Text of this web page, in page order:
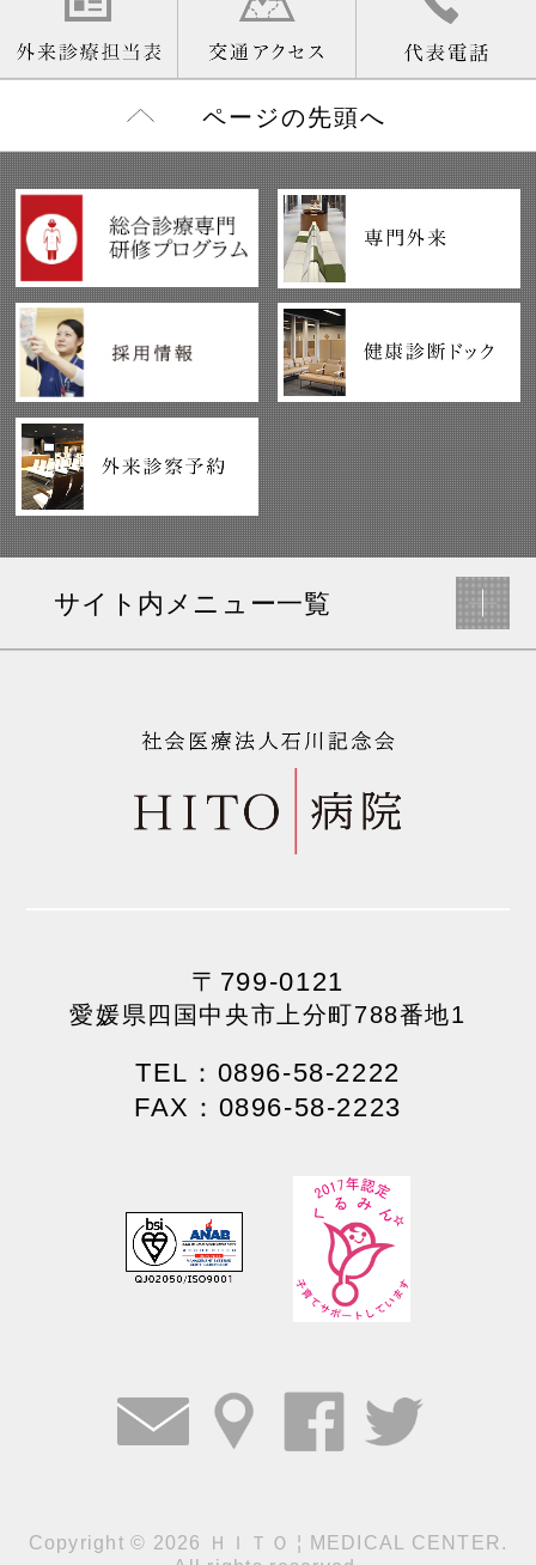
ページの先頭へ
サイト内メニュー一覧
〒799-0121
愛媛県四国中央市上分町788番地1
TEL：0896-58-2222
FAX：0896-58-2223
Copyright© 2026 ＨＩＴＯ ¦ MEDICAL CENTER.